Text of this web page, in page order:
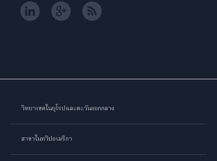
วิทยาเขตในยุโรปและตะวันออกกลาง
สาขาในทวีปอเมริกา